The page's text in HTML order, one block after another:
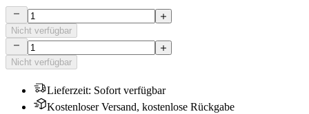
Nicht verfügbar
Nicht verfügbar
Lieferzeit: Sofort verfügbar
Kostenloser Versand, kostenlose Rückgabe